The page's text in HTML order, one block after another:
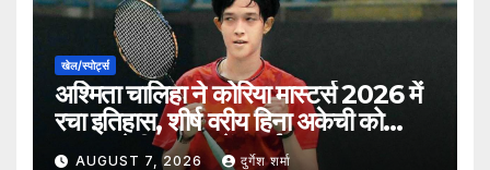
खेल/स्पोर्ट्स
अश्मिता चालिहा ने कोरिया मास्टर्स 2026 में
रचा इतिहास, शीर्ष वरीय हिना अकेची को
हराकर सेमीफाइनल में बनाई जगह
AUGUST 7, 2026 दुर्गेश शर्मा